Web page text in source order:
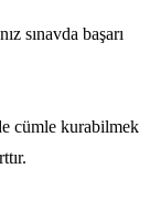
sınavda başarı
cümle kurabilmek